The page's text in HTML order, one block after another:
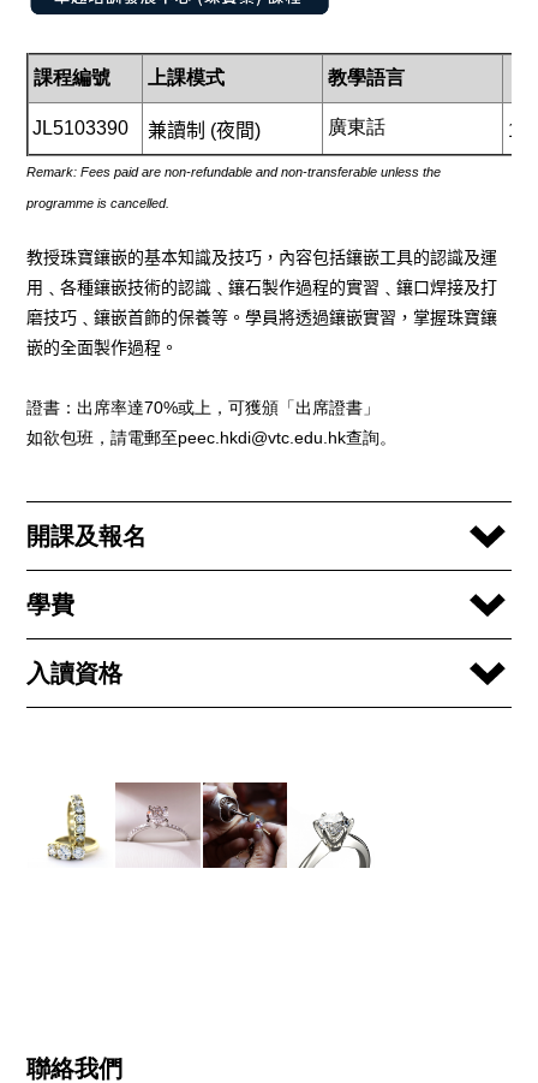
課程編號 上課模式 教學語言
JL5103390 兼讀制 (夜間) 廣東話
Remark: Fees paid are non-refundable and non-transferable unless the
programme is cancelled.
教授珠寶鑲嵌的基本知識及技巧 ，內容包括鑲嵌工具的認識及運
用 ﹑各種鑲嵌技術的認識 ﹑鑲石製作過程的實習 ﹑鑲口焊接及打
磨技巧 ﹑鑲嵌首飾的保養等 。學員將透過鑲嵌實習，掌握珠寶鑲
嵌的全面製作過程 。
證書：出席率達70%或上，可獲頒「出席證書」
如欲包班，請電郵至peec.hkdi@vtc.edu.hk查詢。
開課及報名
學費
入讀資格
聯絡我們